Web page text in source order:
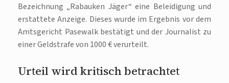
Bezeichnung „Rabauken Jäger“ eine Beleidigung und
erstattete Anzeige. Dieses wurde im Ergebnis vor dem
Amtsgericht Pasewalk bestätigt und der Journalist zu
einer Geldstrafe von 1000 € verurteilt.
Urteil wird kritisch betrachtet